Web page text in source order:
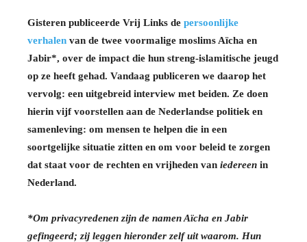
Gisteren publiceerde Vrij Links de persoonlijke
verhalen van de twee voormalige moslims Aïcha en
Jabir*, over de impact die hun streng-islamitische jeugd
op ze heeft gehad. Vandaag publiceren we daarop het
vervolg: een uitgebreid interview met beiden. Ze doen
hierin vijf voorstellen aan de Nederlandse politiek en
samenleving: om mensen te helpen die in een
soortgelijke situatie zitten en om voor beleid te zorgen
dat staat voor de rechten en vrijheden van iedereen in
Nederland.
*Om privacyredenen zijn de namen Aïcha en Jabir
gefingeerd; zij leggen hieronder zelf uit waarom. Hun